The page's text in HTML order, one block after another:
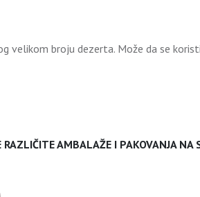
velikom broju dezerta. Može da se
RAZLIČITE AMBALAŽE I PAKOVANJA NA